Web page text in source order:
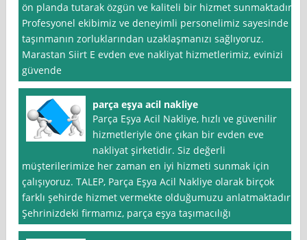
ön planda tutarak özgün ve kaliteli bir hizmet sunmaktadır.
Profesyonel ekibimiz ve deneyimli personelimiz sayesinde
taşınmanın zorluklarından uzaklaşmanızı sağlıyoruz.
Marastan Siirt E evden eve nakliyat hizmetlerimiz, evinizi
güvende
parça eşya acil nakliye
Parça Eşya Acil Nakliye, hızlı ve güvenilir
hizmetleriyle öne çıkan bir evden eve
nakliyat şirketidir. Siz değerli
müşterilerimize her zaman en iyi hizmeti sunmak için
çalışıyoruz. TALEP, Parça Eşya Acil Nakliye olarak birçok
farklı şehirde hizmet vermekte olduğumuzu anlatmaktadır.
Şehrinizdeki firmamız, parça eşya taşımacılığı